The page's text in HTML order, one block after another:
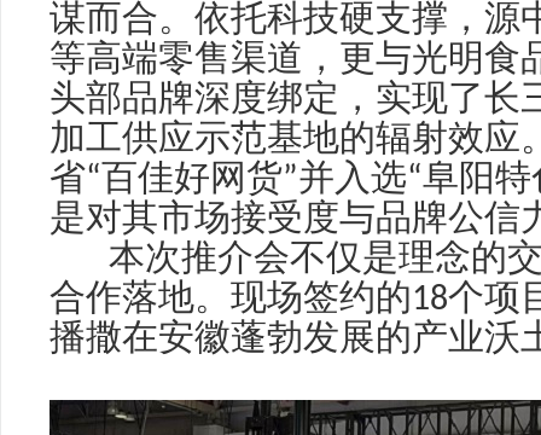
谋而合。依托科技硬支撑，源
等高端零售渠道，更与光明食
头部品牌深度绑定，实现了长
加工供应示范基地的辐射效应
省“ 百佳好网货”并入选“阜阳特
是对其市场接受度与品牌公信
本次推介会不仅是理念的交
合作落地。现场签约的 18个项
播撒在安徽蓬勃发展的产业沃